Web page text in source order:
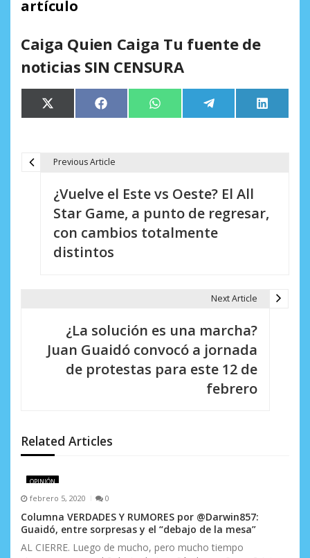
artículo
Caiga Quien Caiga Tu fuente de
noticias SIN CENSURA
Compartir
en
X
(Twitter)
Compartir
en
Facebook Compartir
en
WhatsApp Compartir
en
Telegram
en
LinkedIn
e
e
n
t
r
Previous Article
¿Vuelve el Este vs Oeste? El All
Star Game, a punto de regresar,
con cambios totalmente
distintos
Next Article
¿La solución es una marcha?
Juan Guaidó convocó a jornada
de protestas para este 12 de
febrero
Related Articles
OPINIÓN
febrero 5, 2020 0
Columna VERDADES Y RUMORES por @Darwin857:
Guaidó, entre sorpresas y el “debajo de la mesa”
AL CIERRE. Luego de mucho, pero mucho tiempo